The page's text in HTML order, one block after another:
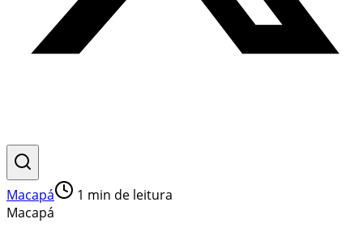
Macapá 1 min de leitura
Macapá